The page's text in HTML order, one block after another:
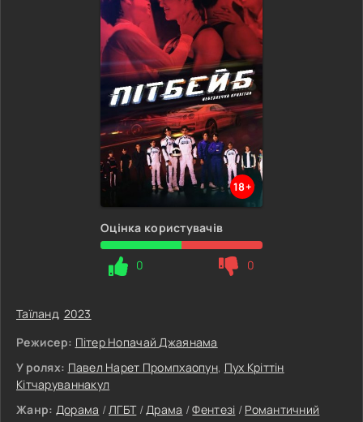
18+
Оцінка користувачів
0 0
Таїланд, 2023
Режисер: Пітер Нопачай Джаянама
У ролях: Павел Нарет Промпхаопун, Пух Кріттін
Кітчаруваннакул
Жанр: Дорама /ЛГБТ/Драма /Фентезі / Романтичний